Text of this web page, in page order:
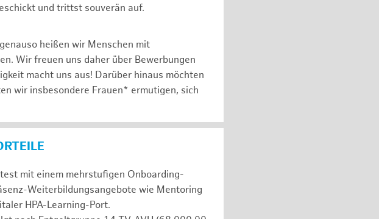
und trittst souverän auf.
heißen wir Menschen mit
Wir freuen uns daher über Bewerbungen
macht uns aus! Darüber hinaus möchten
wir insbesondere Frauen* ermutigen, sich
mit einem mehrstufigen Onboarding-
Weiterbildungsangebote wie Mentoring
HPA-Learning-Port.